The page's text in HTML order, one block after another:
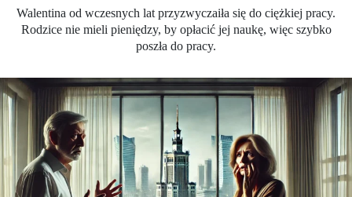
Walentina od wczesnych lat przyzwyczaiła się do ciężkiej pracy.
Rodzice nie mieli pieniędzy, by opłacić jej naukę, więc szybko
poszła do pracy.